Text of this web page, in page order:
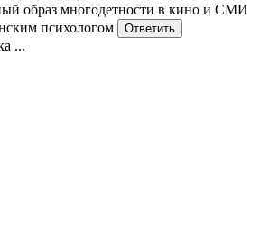
образ многодетности в кино и СМИ
психологом
...